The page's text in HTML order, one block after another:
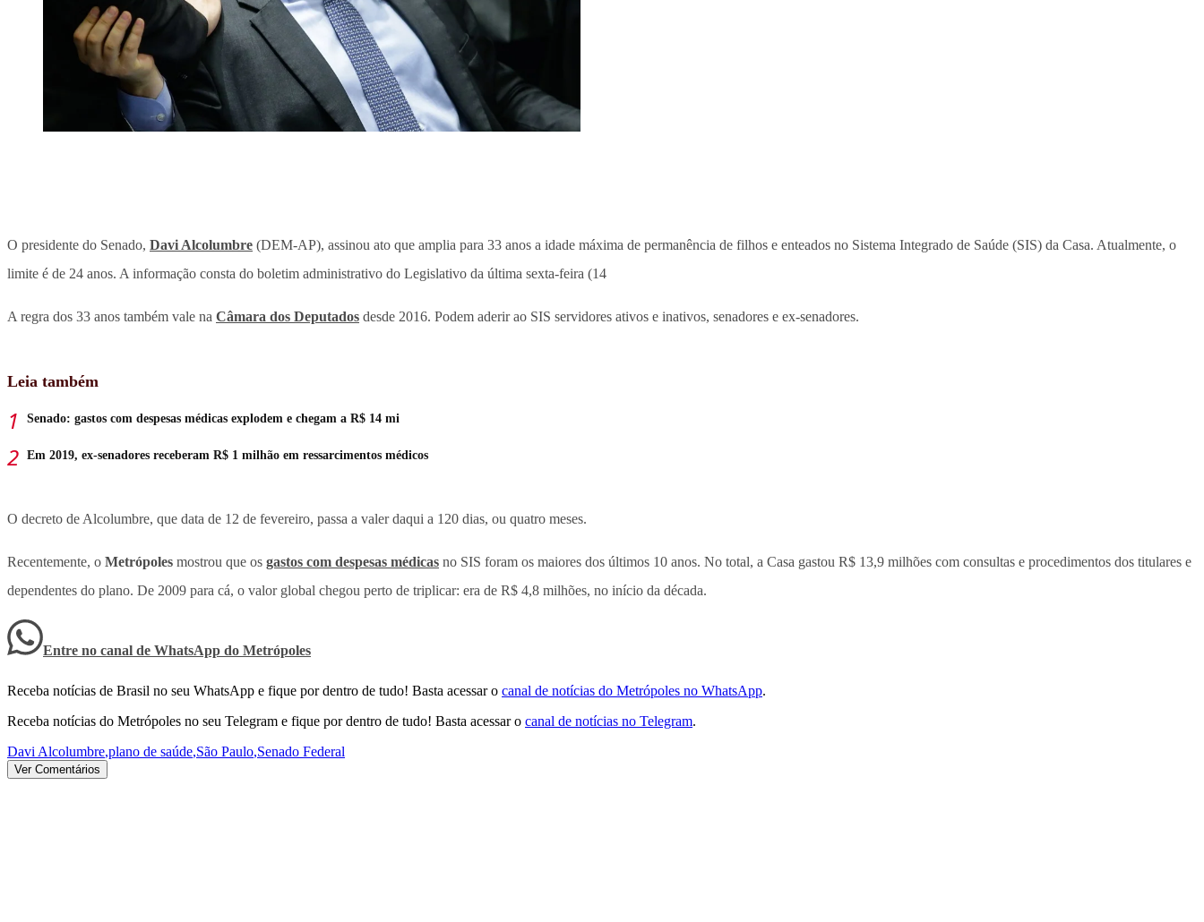
O presidente do Senado, Davi Alcolumbre (DEM-AP), assinou ato que amplia para 33 anos a idade máxima de permanência de filhos e enteados no Sistema Integrado de Saúde (SIS) da Casa. Atualmente, o
limite é de 24 anos. A informação consta do boletim administrativo do Legislativo da última sexta-feira (14
A regra dos 33 anos também vale na Câmara dos Deputados desde 2016. Podem aderir ao SIS servidores ativos e inativos, senadores e ex-senadores.
Leia também
Senado: gastos com despesas médicas explodem e chegam a R$ 14 mi
Em 2019, ex-senadores receberam R$ 1 milhão em ressarcimentos médicos
O decreto de Alcolumbre, que data de 12 de fevereiro, passa a valer daqui a 120 dias, ou quatro meses.
Recentemente, o Metrópoles mostrou que os gastos com despesas médicas no SIS foram os maiores dos últimos 10 anos. No total, a Casa gastou R$ 13,9 milhões com consultas e procedimentos dos titulares e
dependentes do plano. De 2009 para cá, o valor global chegou perto de triplicar: era de R$ 4,8 milhões, no início da década.
Entre no canal de WhatsApp do Metrópoles
Receba notícias de Brasil no seu WhatsApp e fique por dentro de tudo! Basta acessar o canal de notícias do Metrópoles no WhatsApp.
Receba notícias do Metrópoles no seu Telegram e fique por dentro de tudo! Basta acessar o canal de notícias no Telegram.
Davi Alcolumbre,plano de saúde,São Paulo,Senado Federal
Ver Comentários